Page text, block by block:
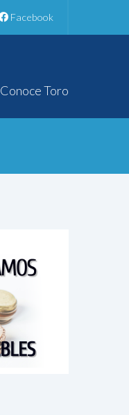
Facebook
Conoce Toro